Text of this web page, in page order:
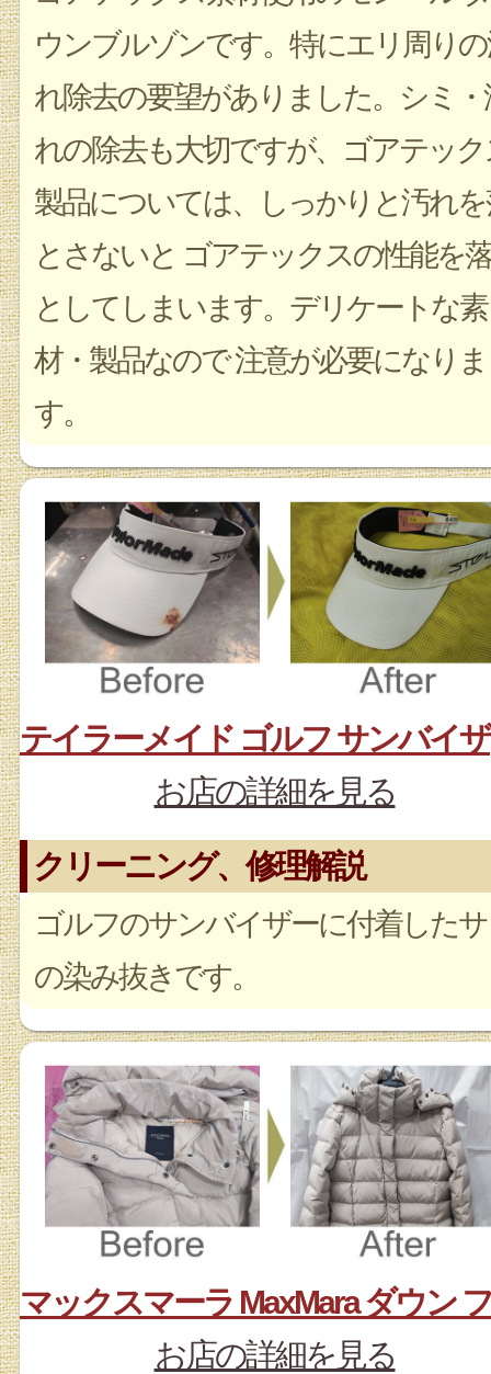
ウンブルゾンです。特にエリ周り
れ除去の要望がありました。シミ・
れの除去も大切ですが、ゴアテッ
製品については、しっかりと汚れ
とさないと ゴアテックスの性能を落
としてしまいます。デリケートな素
材・製品なので 注意が必要になりま
す。
お店の詳細を見る
クリーニング、修理解説
ゴルフのサンバイザーに付着した
の染み抜きです。
お店の詳細を見る